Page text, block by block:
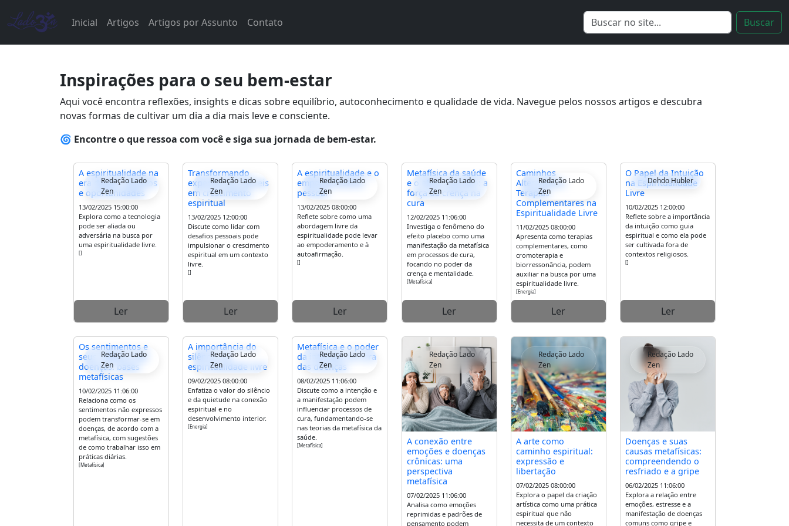
Inicial Artigos Artigos por Assunto Contato
Inspirações para o seu bem-estar
Aqui você encontra reflexões, insights e dicas sobre equilíbrio, autoconhecimento e qualidade de vida. Navegue pelos nossos artigos e descubra
novas formas de cultivar um dia a dia mais leve e consciente.
🌀 Encontre o que ressoa com você e siga sua jornada de bem-estar.
Redação Lado
Zen
A espiritualidade na
era digital: desafios
e oportunidades
13/02/2025 15:00:00
Explora como a tecnologia
pode ser aliada ou
adversária na busca por
uma espiritualidade livre.
[]
Ler
Redação Lado
Zen
Transformando
experiências difíceis
em crescimento
espiritual
13/02/2025 12:00:00
Discute como lidar com
desafios pessoais pode
impulsionar o crescimento
espiritual em um contexto
livre.
[]
Ler
Redação Lado
Zen
A espiritualidade e o
empoderamento
pessoal
13/02/2025 08:00:00
Reflete sobre como uma
abordagem livre da
espiritualidade pode levar
ao empoderamento e à
autoafirmação.
[]
Ler
Redação Lado
Zen
Metafísica da saúde
e o efeito placebo: a
força da crença na
cura
12/02/2025 11:06:00
Investiga o fenômeno do
efeito placebo como uma
manifestação da metafísica
em processos de cura,
focando no poder da
crença e mentalidade.
[Metafísica]
Ler
Redação Lado
Zen
Caminhos
Alternativos:
Terapias
Complementares na
Espiritualidade Livre
11/02/2025 08:00:00
Apresenta como terapias
complementares, como
cromoterapia e
biorressonância, podem
auxiliar na busca por uma
espiritualidade livre.
[Energia]
Ler
Dehdo Hubler
O Papel da Intuição
na Espiritualidade
Livre
10/02/2025 12:00:00
Reflete sobre a importância
da intuição como guia
espiritual e como ela pode
ser cultivada fora de
contextos religiosos.
[]
Ler
Redação Lado
Zen
Os sentimentos e
seus reflexos nas
doenças: bases
metafísicas
10/02/2025 11:06:00
Relaciona como os
sentimentos não expressos
podem transformar-se em
doenças, de acordo com a
metafísica, com sugestões
de como trabalhar isso em
práticas diárias.
[Metafísica]
Redação Lado
Zen
A importância do
silêncio na
espiritualidade livre
09/02/2025 08:00:00
Enfatiza o valor do silêncio
e da quietude na conexão
espiritual e no
desenvolvimento interior.
[Energia]
Redação Lado
Zen
Metafísica e o poder
da intenção na cura
das doenças
08/02/2025 11:06:00
Discute como a intenção e
a manifestação podem
influenciar processos de
cura, fundamentando-se
nas teorias da metafísica da
saúde.
[Metafísica]
Redação Lado
Zen
A conexão entre
emoções e doenças
crônicas: uma
perspectiva
metafísica
07/02/2025 11:06:00
Analisa como emoções
reprimidas e padrões de
pensamento podem
Redação Lado
Zen
A arte como
caminho espiritual:
expressão e
libertação
07/02/2025 08:00:00
Explora o papel da criação
artística como uma prática
espiritual que não
necessita de um contexto
Redação Lado
Zen
Doenças e suas
causas metafísicas:
compreendendo o
resfriado e a gripe
06/02/2025 11:06:00
Explora a relação entre
emoções, estresse e a
manifestação de doenças
comuns como gripe e